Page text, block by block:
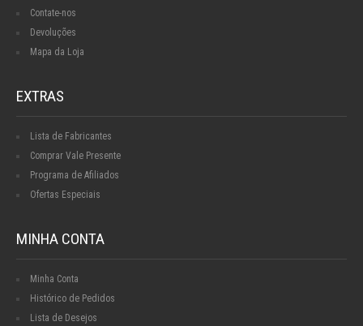
Contate-nos
Devoluções
Mapa da Loja
EXTRAS
Lista de Fabricantes
Comprar Vale Presente
Programa de Afiliados
Ofertas Especiais
MINHA CONTA
Minha Conta
Histórico de Pedidos
Lista de Desejos